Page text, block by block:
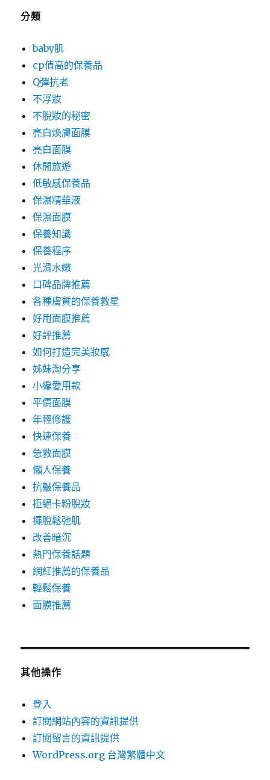
分類
baby肌
cp值高的保養品
Q彈抗老
不浮妝
不脫妝的秘密
亮白煥膚面膜
亮白面膜
休閒旅遊
低敏感保養品
保濕精華液
保濕面膜
保養知識
保養程序
光滑水嫩
口碑品牌推薦
各種膚質的保養救星
好用面膜推薦
好評推薦
如何打造完美妝感
姊妹淘分享
小編愛用款
平價面膜
年輕修護
快速保養
急救面膜
懶人保養
抗皺保養品
拒絕卡粉脫妝
擺脫鬆弛肌
改善暗沉
熱門保養話題
網紅推薦的保養品
輕鬆保養
面膜推薦
其他操作
登入
訂閱網站內容的資訊提供
訂閱留言的資訊提供
WordPress.org 台灣繁體中文